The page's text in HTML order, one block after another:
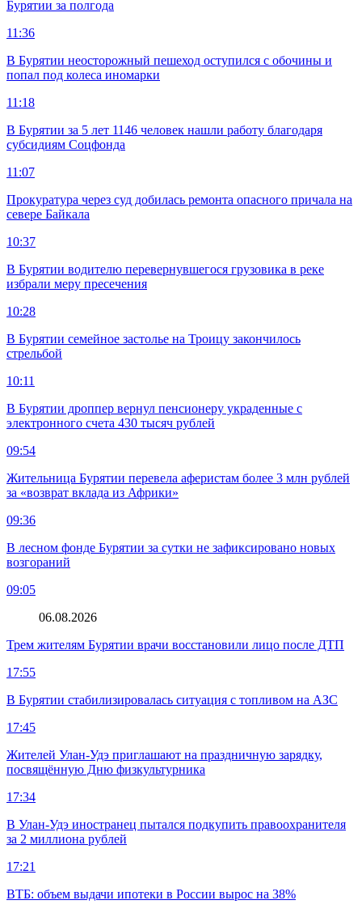
Бурятии за полгода
11:36
В Бурятии неосторожный пешеход оступился с обочины и
попал под колеса иномарки
11:18
В Бурятии за 5 лет 1146 человек нашли работу благодаря
субсидиям Соцфонда
11:07
Прокуратура через суд добилась ремонта опасного причала на
севере Байкала
10:37
В Бурятии водителю перевернувшегося грузовика в реке
избрали меру пресечения
10:28
В Бурятии семейное застолье на Троицу закончилось
стрельбой
10:11
В Бурятии дроппер вернул пенсионеру украденные с
электронного счета 430 тысяч рублей
09:54
Жительница Бурятии перевела аферистам более 3 млн рублей
за «возврат вклада из Африки»
09:36
В лесном фонде Бурятии за сутки не зафиксировано новых
возгораний
09:05
06.08.2026
Трем жителям Бурятии врачи восстановили лицо после ДТП
17:55
В Бурятии стабилизировалась ситуация с топливом на АЗС
17:45
Жителей Улан-Удэ приглашают на праздничную зарядку,
посвящённую Дню физкультурника
17:34
В Улан-Удэ иностранец пытался подкупить правоохранителя
за 2 миллиона рублей
17:21
ВТБ: объем выдачи ипотеки в России вырос на 38%